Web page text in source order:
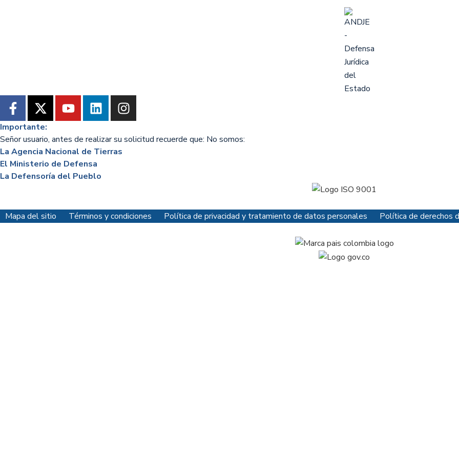
Importante:
Señor usuario, antes de realizar su solicitud recuerde que: No somos:
La Agencia Nacional de Tierras
El Ministerio de Defensa
La Defensoría del Pueblo
Mapa del sitio Términos y condiciones Política de privacidad y tratamiento de datos personales Política de derechos